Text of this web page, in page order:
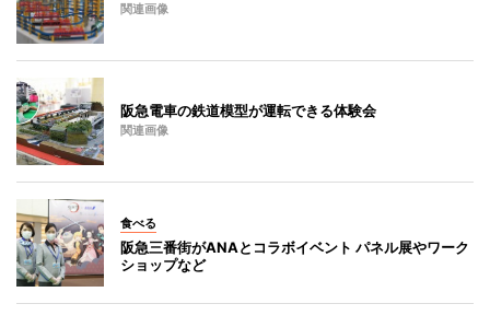
関連画像
阪急電車の鉄道模型が運転できる体験会
関連画像
食べる
阪急三番街がANAとコラボイベント パネル展やワーク
ショップなど